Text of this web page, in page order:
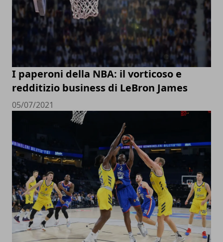
I paperoni della NBA: il vorticoso e
redditizio business di LeBron James
05/07/2021